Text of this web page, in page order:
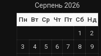
Серпень 2026
Пн Вт Ср Чт Пт Сб Нд
1
2
3
4 5 6 7 8
9